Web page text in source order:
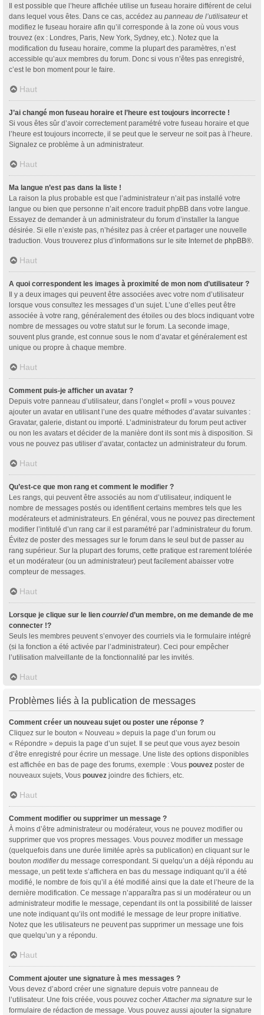
Il est possible que l’heure affichée utilise un fuseau horaire différent de celui
dans lequel vous êtes. Dans ce cas, accédez au panneau de l’utilisateuret
modifiez le fuseau horaire afin qu’il corresponde à la zone où vous vous
trouvez (ex : Londres, Paris, New York, Sydney, etc.). Notez que la
modification du fuseau horaire, comme la plupart des paramètres, n’est
accessible qu’aux membres du forum. Donc si vous n’êtes pas enregistré,
c’est le bon moment pour le faire.
Haut
J’ai changé mon fuseau horaire et l’heure est toujours incorrecte !
Si vous êtes sûr d’avoir correctement paramétré votre fuseau horaire et que
l’heure est toujours incorrecte, il se peut que le serveur ne soit pas à l’heure.
Signalez ce problème à un administrateur.
Haut
Ma langue n’est pas dans la liste !
La raison la plus probable est que l’administrateur n’ait pas installé votre
langue ou bien que personne n’ait encore traduit phpBB dans votre langue.
Essayez de demander à un administrateur du forum d’installer la langue
désirée. Si elle n’existe pas, n’hésitez pas à créer et partager une nouvelle
traduction. Vous trouverez plus d’informations sur le site Internet de phpBB®.
Haut
A quoi correspondent les images à proximité de mon nom d’utilisateur ?
Il y a deux images qui peuvent être associées avec votre nom d’utilisateur
lorsque vous consultez les messages d’un sujet. L’une d’elles peut être
associée à votre rang, généralement des étoiles ou des blocs indiquant votre
nombre de messages ou votre statut sur le forum. La seconde image,
souvent plus grande, est connue sous le nom d’avatar et généralement est
unique ou propre à chaque membre.
Haut
Comment puis-je afficher un avatar ?
Depuis votre panneau d’utilisateur, dans l’onglet « profil » vous pouvez
ajouter un avatar en utilisant l’une des quatre méthodes d’avatar suivantes :
Gravatar, galerie, distant ou importé. L’administrateur du forum peut activer
ou non les avatars et décider de la manière dont ils sont mis à disposition. Si
vous ne pouvez pas utiliser d’avatar, contactez un administrateur du forum.
Haut
Qu’est-ce que mon rang et comment le modifier ?
Les rangs, qui peuvent être associés au nom d’utilisateur, indiquent le
nombre de messages postés ou identifient certains membres tels que les
modérateurs et administrateurs. En général, vous ne pouvez pas directement
modifier l’intitulé d’un rang car il est paramétré par l’administrateur du forum.
Évitez de poster des messages sur le forum dans le seul but de passer au
rang supérieur. Sur la plupart des forums, cette pratique est rarement tolérée
et un modérateur (ou un administrateur) peut facilement abaisser votre
compteur de messages.
Haut
Lorsque je clique sur le lien courrield’un membre, on me demande de me
connecter !?
Seuls les membres peuvent s’envoyer des courriels via le formulaire intégré
(si la fonction a été activée par l’administrateur). Ceci pour empêcher
l’utilisation malveillante de la fonctionnalité par les invités.
Haut
Problèmes liés à la publication de messages
Comment créer un nouveau sujet ou poster une réponse ?
Cliquez sur le bouton « Nouveau » depuis la page d’un forum ou
« Répondre » depuis la page d’un sujet. Il se peut que vous ayez besoin
d’être enregistré pour écrire un message. Une liste des options disponibles
est affichée en bas de page des forums, exemple : Vous pouvez poster de
nouveaux sujets, Vous pouvez joindre des fichiers, etc.
Haut
Comment modifier ou supprimer un message ?
À moins d’être administrateur ou modérateur, vous ne pouvez modifier ou
supprimer que vos propres messages. Vous pouvez modifier un message
(quelquefois dans une durée limitée après sa publication) en cliquant sur le
bouton modifierdu message correspondant. Si quelqu’un a déjà répondu au
message, un petit texte s’affichera en bas du message indiquant qu’il a été
modifié, le nombre de fois qu’il a été modifié ainsi que la date et l’heure de la
dernière modification. Ce message n’apparaîtra pas si un modérateur ou un
administrateur modifie le message, cependant ils ont la possibilité de laisser
une note indiquant qu’ils ont modifié le message de leur propre initiative.
Notez que les utilisateurs ne peuvent pas supprimer un message une fois
que quelqu’un y a répondu.
Haut
Comment ajouter une signature à mes messages ?
Vous devez d’abord créer une signature depuis votre panneau de
l’utilisateur. Une fois créée, vous pouvez cocherAttacher ma signature sur le
formulaire de rédaction de message. Vous pouvez aussi ajouter la signature